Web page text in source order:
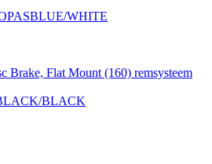
WHITE
Brake, Flat Mount (160) remsysteem
BLACK